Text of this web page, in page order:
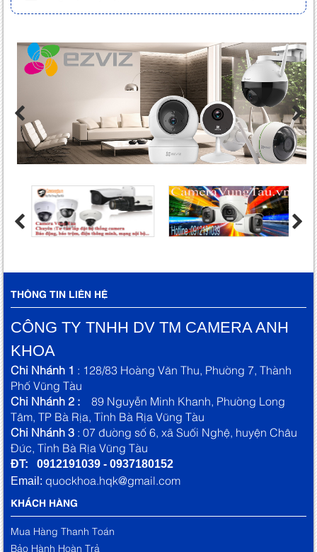
THÔNG TIN LIÊN HỆ
CÔNG TY TNHH DV TM CAMERA ANH
KHOA
Chi Nhánh 1 : 128/83 Hoàng Văn Thu, Phường 7, Thành
Phố Vũng Tàu
Chi Nhánh 2 : 89 Nguyễn Minh Khanh, Phường Long
Tâm, TP Bà Rịa, Tỉnh Bà Rịa Vũng Tàu
Chi Nhánh 3 : 07 đường số 6, xã Suối Nghệ, huyện Châu
Đức, Tỉnh Bà Rịa Vũng Tàu
ĐT: 0912191039 - 0937180152
Email: quockhoa.hqk@gmail.com
KHÁCH HÀNG
Mua Hàng Thanh Toán
Bảo Hành Hoàn Trả